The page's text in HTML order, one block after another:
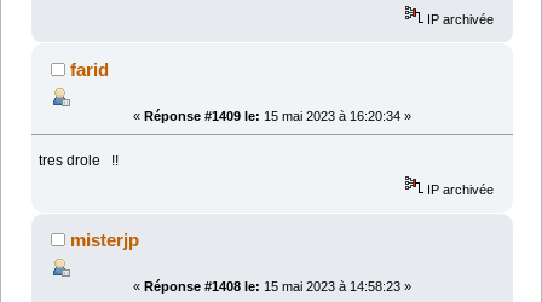
IP archivée
farid
« Réponse #1409 le: 15 mai 2023 à 16:20:34 »
tres drole !!
IP archivée
misterjp
« Réponse #1408 le: 15 mai 2023 à 14:58:23 »